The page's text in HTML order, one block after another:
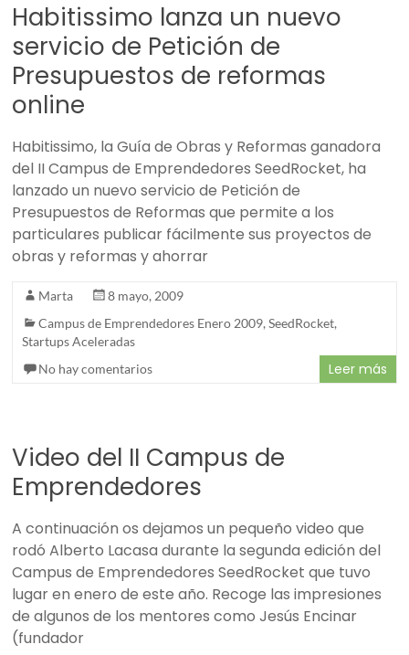
Habitissimo lanza un nuevo
servicio de Petición de
Presupuestos de reformas
online
Habitissimo, la Guía de Obras y Reformas ganadora
del II Campus de Emprendedores SeedRocket, ha
lanzado un nuevo servicio de Petición de
Presupuestos de Reformas que permite a los
particulares publicar fácilmente sus proyectos de
obras y reformas y ahorrar
Marta
8 mayo, 2009
Campus de Emprendedores Enero 2009,SeedRocket,
Startups Aceleradas
No hay comentarios
Leer más
Video del II Campus de
Emprendedores
A continuación os dejamos un pequeño video que
rodó Alberto Lacasa durante la segunda edición del
Campus de Emprendedores SeedRocket que tuvo
lugar en enero de este año. Recoge las impresiones
de algunos de los mentores como Jesús Encinar
(fundador